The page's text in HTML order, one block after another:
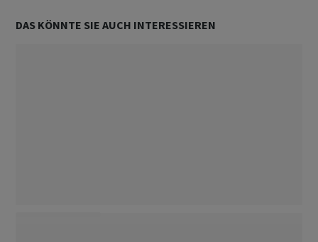
DAS KÖNNTE SIE AUCH INTERESSIEREN